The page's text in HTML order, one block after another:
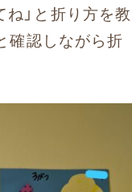
」と折り方を教
確認しながら折